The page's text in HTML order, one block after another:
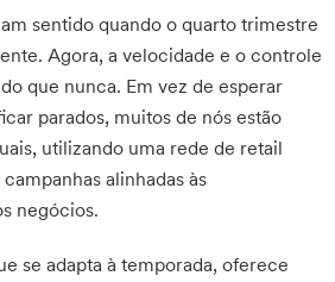
sentido quando o quarto trimestre
Agora, a velocidade e o controle
que nunca. Em vez de esperar
parados, muitos de nós estão
utilizando uma rede de retail
alinhadas às
negócios.
se adapta à temporada, oferece